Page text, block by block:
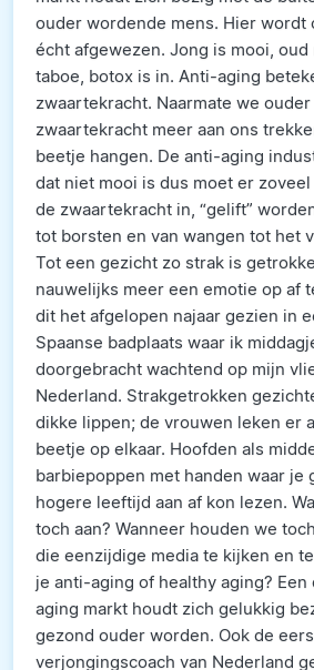
ouder wordende mens. Hier wordt
écht afgewezen. Jong is mooi,
taboe, botox is in. Anti-aging
zwaartekracht. Naarmate we
zwaartekracht meer aan ons
beetje hangen. De anti-aging
dat niet mooi is dus moet er
de zwaartekracht in, “gelift”
tot borsten en van wangen tot het
Tot een gezicht zo strak is
nauwelijks meer een emotie op af
dit het afgelopen najaar gezien in
Spaanse badplaats waar ik
doorgebracht wachtend op mijn
Nederland. Strakgetrokken
dikke lippen; de vrouwen leken er
beetje op elkaar. Hoofden als
barbiepoppen met handen waar je
hogere leeftijd aan af kon lezen.
toch aan? Wanneer houden we
die eenzijdige media te kijken en
je anti-aging of healthy aging?
aging markt houdt zich gelukkig
gezond ouder worden. Ook de
verjongingscoach van Nederland